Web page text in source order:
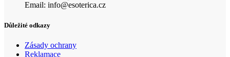
Email: info@esoterica.cz
Důležité odkazy
Zásady ochrany
Reklamace